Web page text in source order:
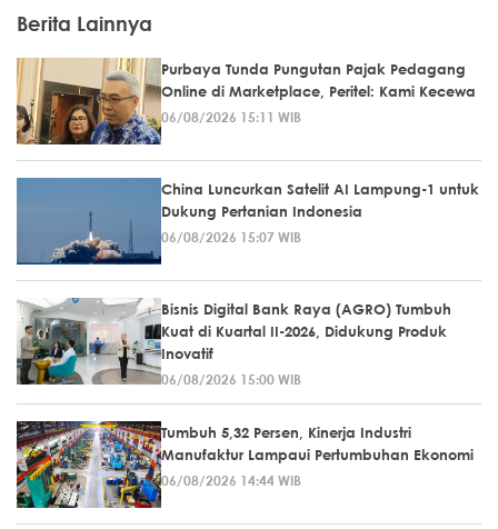
Berita Lainnya
Purbaya Tunda Pungutan Pajak Pedagang
Online di Marketplace, Peritel: Kami Kecewa
06/08/2026 15:11 WIB
China Luncurkan Satelit AI Lampung-1 untuk
Dukung Pertanian Indonesia
06/08/2026 15:07 WIB
Bisnis Digital Bank Raya (AGRO) Tumbuh
Kuat di Kuartal II-2026, Didukung Produk
Inovatif
06/08/2026 15:00 WIB
Tumbuh 5,32 Persen, Kinerja Industri
Manufaktur Lampaui Pertumbuhan Ekonomi
06/08/2026 14:44 WIB